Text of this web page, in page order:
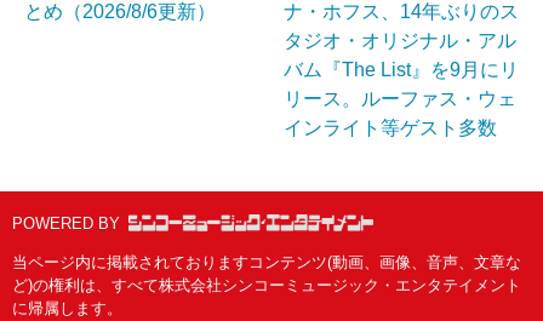
とめ（2026/8/6更新）
ナ・ホフス、14年ぶりのス
タジオ・オリジナル・アル
バム『The List』を9月にリ
リース。ルーファス・ウェ
インライト等ゲスト多数
POWERED BY
当ページ内に掲載されておりますコンテンツ(動画、画像、音声、文章な
ど)の権利は、すべて株式会社シンコーミュージック・エンタテイメント
に帰属します。